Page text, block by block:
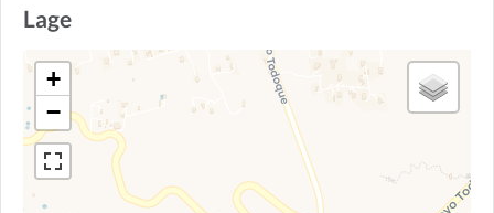
Lage
+
−